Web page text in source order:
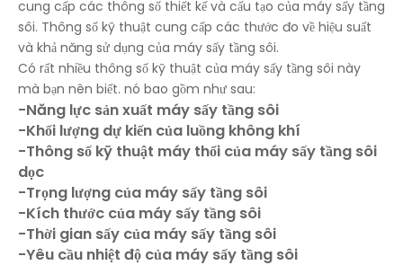
cung cấp các thông số thiết kế và cấu tạo của máy sấy tầng
sôi. Thông số kỹ thuật cung cấp các thước đo về hiệu suất
và khả năng sử dụng của máy sấy tầng sôi.
Có rất nhiều thông số kỹ thuật của máy sấy tầng sôi này
mà bạn nên biết. nó bao gồm như sau:
-Năng lực sản xuất máy sấy tầng sôi
-Khối lượng dự kiến ​​của luồng không khí
-Thông số kỹ thuật máy thổi của máy sấy tầng sôi
dọc
-Trọng lượng của máy sấy tầng sôi
-Kích thước của máy sấy tầng sôi
-Thời gian sấy của máy sấy tầng sôi
-Yêu cầu nhiệt độ của máy sấy tầng sôi